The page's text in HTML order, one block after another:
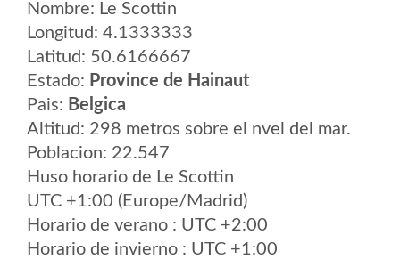
Nombre: Le Scottin
Longitud: 4.1333333
Latitud: 50.6166667
Estado: Province de Hainaut
Pais: Belgica
Altitud: 298 metros sobre el nvel del mar.
Poblacion: 22.547
Huso horario de Le Scottin
UTC +1:00 (Europe/Madrid)
Horario de verano : UTC +2:00
Horario de invierno : UTC +1:00